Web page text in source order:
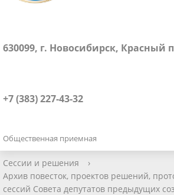
630099, г. Новосибирск, Красный
+7 (383) 227-43-32
Общественная приемная
Сессии и решения
›
Архив повесток, проектов решений,
сессий Совета депутатов предыдущих